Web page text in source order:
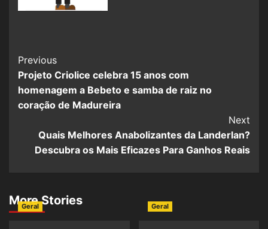
Previous
Projeto Criolice celebra 15 anos com
homenagem a Bebeto e samba de raiz no
coração de Madureira
Next
Quais Melhores Anabolizantes da Landerlan?
Descubra os Mais Eficazes Para Ganhos Reais
More Stories
Geral Geral